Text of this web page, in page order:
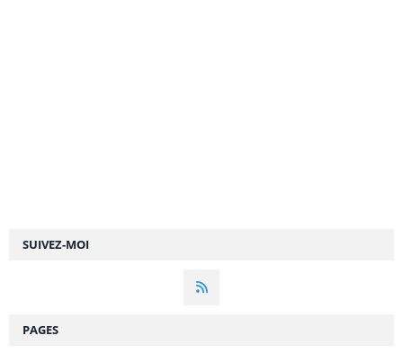
SUIVEZ-MOI
PAGES